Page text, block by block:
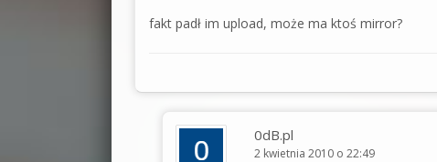
fakt padł im upload, może ma ktoś mirror?
0dB.pl
2 kwietnia 2010 o 22:49